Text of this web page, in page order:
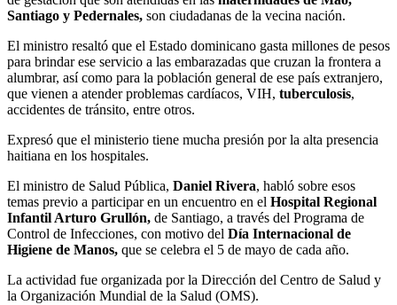
Santiago y Pedernales, son ciudadanas de la vecina nación.
El ministro resaltó que el Estado dominicano gasta millones de pesos
para brindar ese servicio a las embarazadas que cruzan la frontera a
alumbrar, así como para la población general de ese país extranjero,
que vienen a atender problemas cardíacos, VIH, tuberculosis,
accidentes de tránsito, entre otros.
Expresó que el ministerio tiene mucha presión por la alta presencia
haitiana en los hospitales.
El ministro de Salud Pública, Daniel Rivera, habló sobre esos
temas previo a participar en un encuentro en el Hospital Regional
Infantil Arturo Grullón, de Santiago, a través del Programa de
Control de Infecciones, con motivo del Día Internacional de
Higiene de Manos, que se celebra el 5 de mayo de cada año.
La actividad fue organizada por la Dirección del Centro de Salud y
la Organización Mundial de la Salud (OMS).